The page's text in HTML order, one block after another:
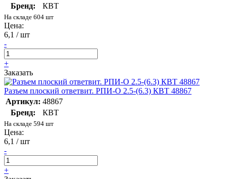
Бренд:
КВТ
На складе 604 шт
Цена:
6,1 / шт
-
+
Заказать
Разъем плоский ответвит. РПИ-О 2.5-(6.3) КВТ 48867
Артикул: 48867
Бренд:
КВТ
На складе 594 шт
Цена:
6,1 / шт
-
+